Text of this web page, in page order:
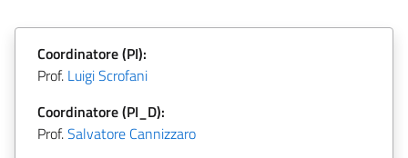
Coordinatore (PI):
Prof. Luigi Scrofani
Coordinatore (PI_D):
Prof.Salvatore Cannizzaro